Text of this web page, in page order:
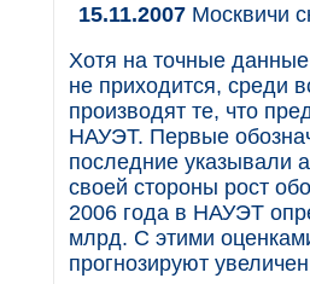
15.11.2007 Москвичи
Хотя на точные
не приходится, среди
производят те, что
НАУЭТ. Первые
последние указывали
своей стороны рост
2006 года в НАУЭТ
млрд. С этими
прогнозируют